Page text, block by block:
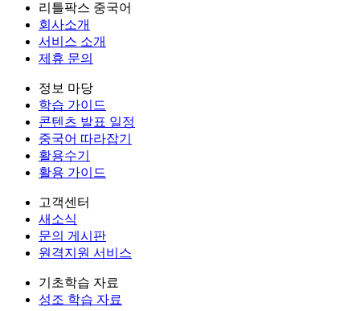
리틀팍스 중국어
회사소개
서비스 소개
제휴 문의
정보 마당
학습 가이드
콘텐츠 발표 일정
중국어 따라잡기
활용수기
활용 가이드
고객센터
새소식
문의 게시판
원격지원 서비스
기초학습 자료
성조 학습 자료